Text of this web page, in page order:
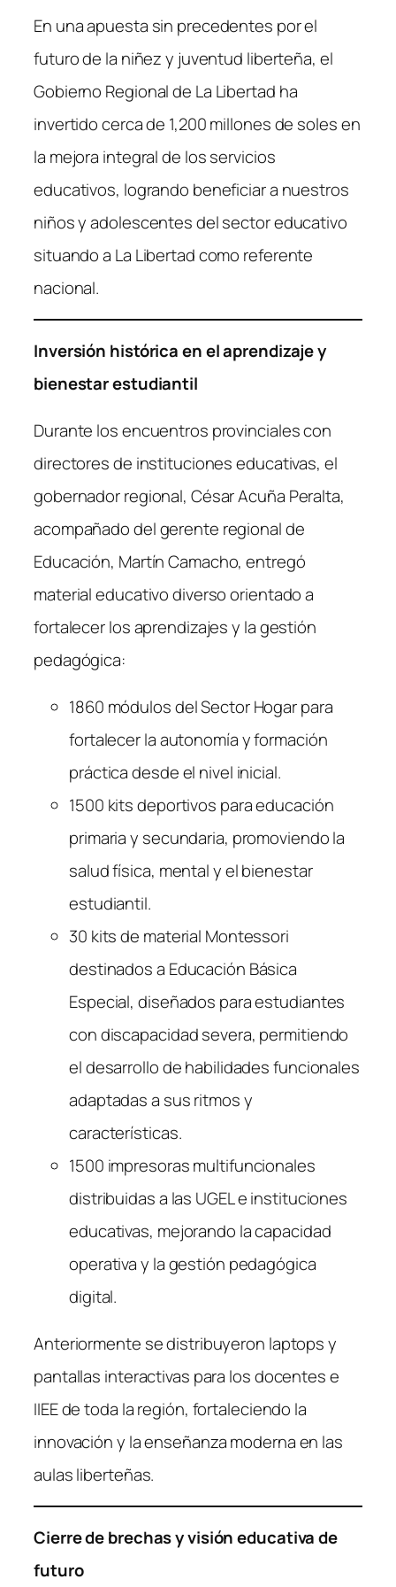
c
e
b
o
o
k
k
e
dI
n
En una apuesta sin precedentes por el
futuro de la niñez y juventud liberteña, el
Gobierno Regional de La Libertad ha
invertido cerca de 1,200 millones de soles en
la mejora integral de los servicios
educativos, logrando beneficiar a nuestros
niños y adolescentes del sector educativo
situando a La Libertad como referente
nacional.
Inversión histórica en el aprendizaje y
bienestar estudiantil
Durante los encuentros provinciales con
directores de instituciones educativas, el
gobernador regional, César Acuña Peralta,
acompañado del gerente regional de
Educación, Martín Camacho, entregó
material educativo diverso orientado a
fortalecer los aprendizajes y la gestión
pedagógica:
1860 módulos del Sector Hogar para
fortalecer la autonomía y formación
práctica desde el nivel inicial.
1500 kits deportivos para educación
primaria y secundaria, promoviendo la
salud física, mental y el bienestar
estudiantil.
30 kits de material Montessori
destinados a Educación Básica
Especial, diseñados para estudiantes
con discapacidad severa, permitiendo
el desarrollo de habilidades funcionales
adaptadas a sus ritmos y
características.
1500 impresoras multifuncionales
distribuidas a las UGEL e instituciones
educativas, mejorando la capacidad
operativa y la gestión pedagógica
digital.
Anteriormente se distribuyeron laptops y
pantallas interactivas para los docentes e
IIEE de toda la región, fortaleciendo la
innovación y la enseñanza moderna en las
aulas liberteñas.
Cierre de brechas y visión educativa de
futuro